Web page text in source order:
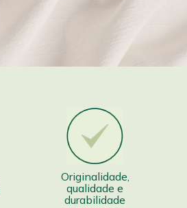
Originalidade,
qualidade e
durabilidade